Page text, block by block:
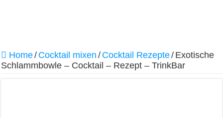
Home/ Cocktail mixen / Cocktail Rezepte/ Exotische
Schlammbowle – Cocktail – Rezept – TrinkBar